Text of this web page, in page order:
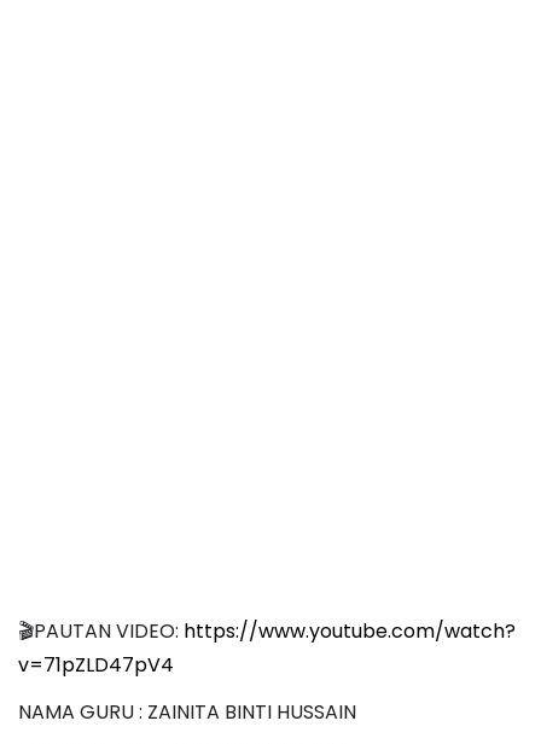
🎬PAUTAN VIDEO: https://www.youtube.com/watch?
v=71pZLD47pV4
NAMA GURU : ZAINITA BINTI HUSSAIN